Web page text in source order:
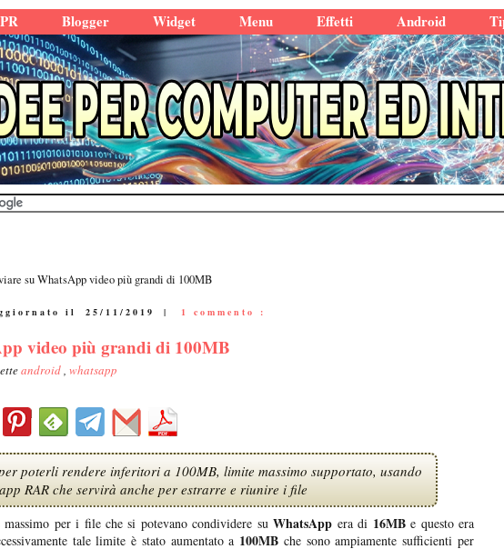
Blogger Widget Menu Effetti Android
su WhatsApp video più grandi di 100MB
il 25/11/2019 | 1 commento :
video più grandi di 100MB
android, whatsapp
poterli rendere inferitori a 100MB, limite massimo supportato, usando
RAR che servirà anche per estrarre e riunire i file
per i file che si potevano condividere suWhatsApp era di 16MBe questo era
tale limite è stato aumentato a 100MB che sono ampiamente sufficienti per